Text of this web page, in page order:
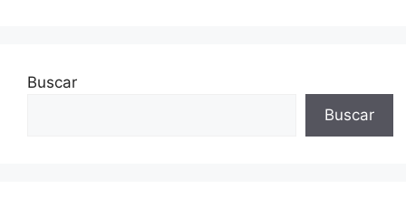
Buscar
Buscar